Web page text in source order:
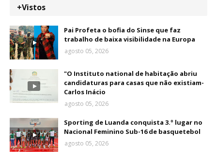
+Vistos
Pai Profeta o bofia do Sinse que faz
trabalho de baixa visibilidade na Europa
agosto 05, 2026
"O Instituto national de habitação abriu
candidaturas para casas que não existiam-
Carlos Inácio
agosto 05, 2026
Sporting de Luanda conquista 3.º lugar no
Nacional Feminino Sub-16 de basquetebol
agosto 05, 2026